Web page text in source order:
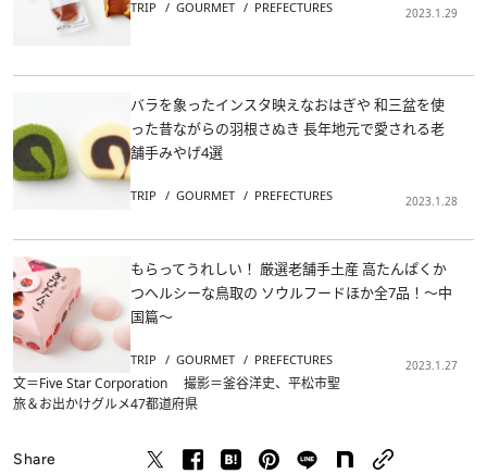
TRIP GOURMET PREFECTURES 2023.1.29
バラを象ったインスタ映えなおはぎや 和三盆を使
った昔ながらの羽根さぬき 長年地元で愛される老
舗手みやげ4選
TRIP GOURMET PREFECTURES 2023.1.28
もらってうれしい！ 厳選老舗手土産 高たんぱくか
つヘルシーな鳥取の ソウルフードほか全7品！～中
国篇～
TRIP GOURMET PREFECTURES 2023.1.27
文＝Five Star Corporation 撮影＝釜谷洋史、平松市聖
旅＆お出かけグルメ47都道府県
Share